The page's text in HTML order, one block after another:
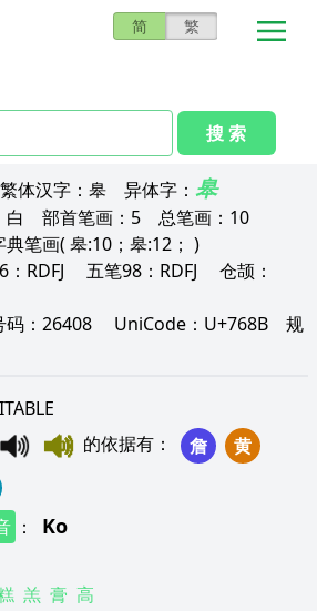
简 繁
搜 索
繁体汉字： 皋 异体字： 皋
白 部首笔画： 5 总笔画： 10
典笔画( 皋:10；皋:12； )
RDFJ 五笔98： RDFJ 仓颉：
： 26408 UniCode： U+768B 规
的依据有 ： 詹
黄
： Ko
羔 膏 高